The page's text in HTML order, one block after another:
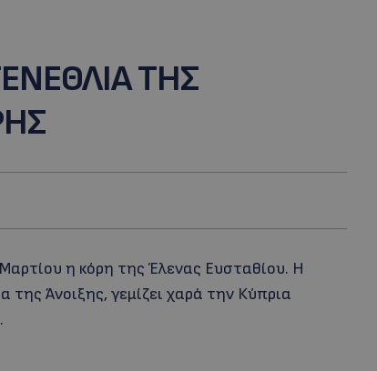
ΤΗΣ
η κόρη της Έλενας Ευσταθίου. Η
Άνοιξης, γεμίζει χαρά την Κύπρια